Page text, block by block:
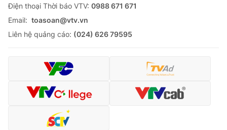
Ðiện thoại Thời báo VTV: 0988 671 671
Email: toasoan@vtv.vn
Liên hệ quảng cáo: (024) 626 79595